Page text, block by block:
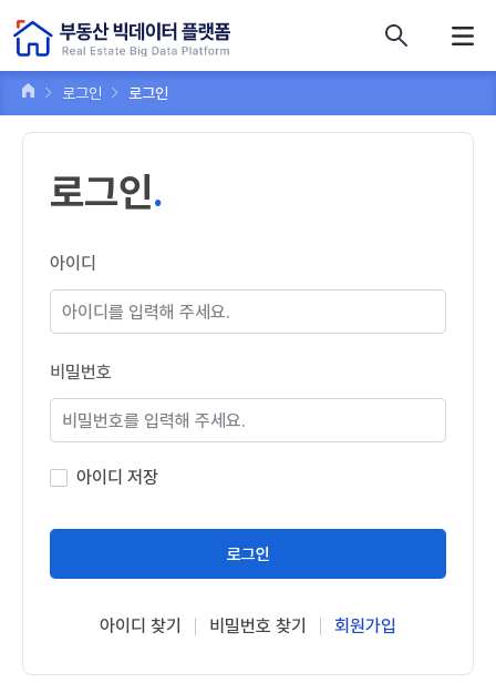
로그인 로그인
로그인
아이디
비밀번호
아이디 저장
로그인
아이디 찾기 비밀번호 찾기 회원가입